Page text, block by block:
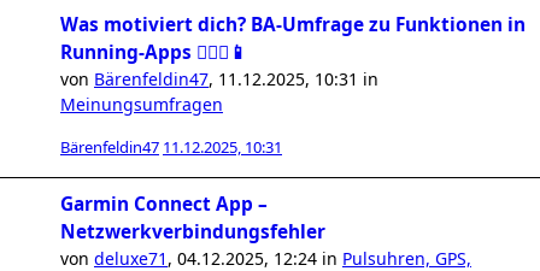
Was motiviert dich? BA-Umfrage zu Funktionen in
Running-Apps 🏃🏻‍♀️📱
von Bärenfeldin47, 11.12.2025, 10:31 in
Meinungsumfragen
Bärenfeldin47 11.12.2025, 10:31
Garmin Connect App –
Netzwerkverbindungsfehler
von deluxe71 , 04.12.2025, 12:24 in Pulsuhren, GPS,